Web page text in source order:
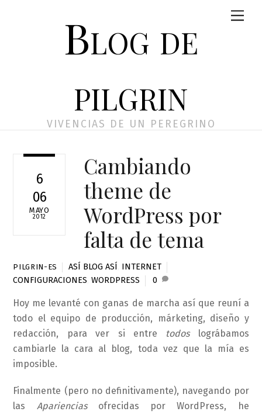
Blog de
pilgrin
VIVENCIAS DE UN PEREGRINO
6
06
MAYO
2012
Cambiando
theme de
WordPress por
falta de tema
PILGRIN-ES ASÍ BLOG ASÍ INTERNET
CONFIGURACIONES ,WORDPRESS 0
Hoy me levanté con ganas de marcha así que reuní a
todo el equipo de producción, márketing, diseño y
redacción, para ver si entre todoslográbamos
cambiarle la cara al blog, toda vez que la mía es
imposible.
Finalmente (pero no definitivamente), navegando por
las Aparienciasofrecidas por WordPress, he